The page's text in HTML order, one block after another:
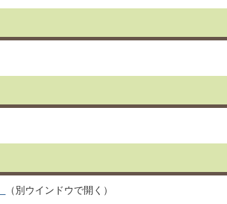
（別ウインドウで開く）